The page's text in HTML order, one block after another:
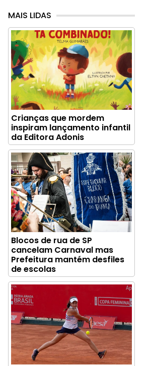
MAIS LIDAS
Crianças que mordem
inspiram lançamento infantil
da Editora Adonis
Blocos de rua de SP
cancelam Carnaval mas
Prefeitura mantém desfiles
de escolas